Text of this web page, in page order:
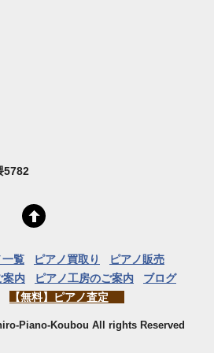
5782
一覧 ピアノ買取り
ピアノ販売
案内
ピアノ工房のご案内
ブログ
【無料】ピアノ査定
Piano-Koubou All rights Reserved